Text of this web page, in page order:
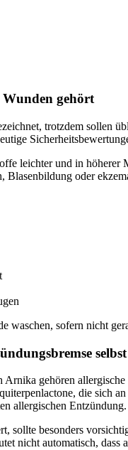
gehört
trotzdem sollen
leichter und in höherer
Blasenbildung oder
waschen, sofern nicht
gehören
die sich
allergischen Entzündung.
sollte besonders
nicht automatisch,